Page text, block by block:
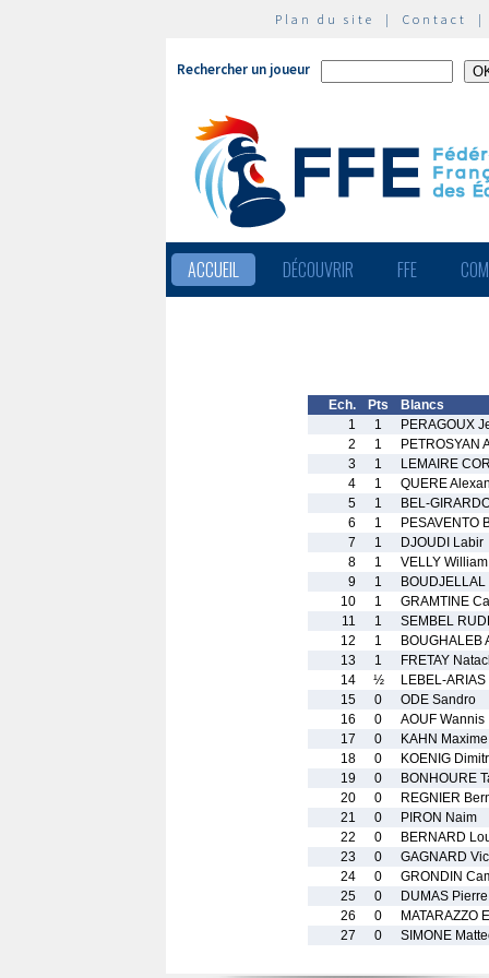
Plan du site | Contact
Rechercher un joueur
ACCUEIL DÉCOUVRIR FFE
Ech. Pts
Blancs
1
1
PERAGOUX
2
1
PETROSYAN
3
1
LEMAIRE
4
1
QUERE
5
1
BEL-
6
1
PESAVENTO
7
1
DJOUDI Labir
8
1
VELLY William
9
1
BOUDJELLAL
10
1
GRAMTINE
11
1
SEMBEL
12
1
BOUGHALEB
13
1
FRETAY
14
½
LEBEL-
15
0
ODE Sandro
16
0
AOUF Wannis
17
0
KAHN Maxime
18
0
KOENIG
19
0
BONHOURE
20
0
REGNIER
21
0
PIRON Naim
22
0
BERNARD
23
0
GAGNARD
24
0
GRONDIN
25
0
DUMAS Pierre
26
0
MATARAZZO
27
0 SIMONE